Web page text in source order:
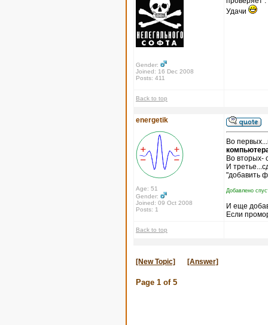
Gender:
Joined: 16 Dec 2008
Posts: 411
Удачи
Back to top
energetik
Age: 51
Gender:
Joined: 09 Oct 2008
Posts: 1
Во
Во вторых-
И
"добавить
Добавлено
И еще
Если
Back to top
[New Topic] [Answer]
Page 1 of 5